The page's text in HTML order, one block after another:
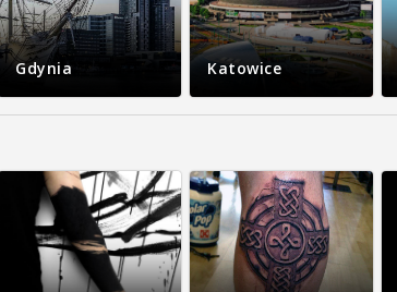
Gdynia Katowice